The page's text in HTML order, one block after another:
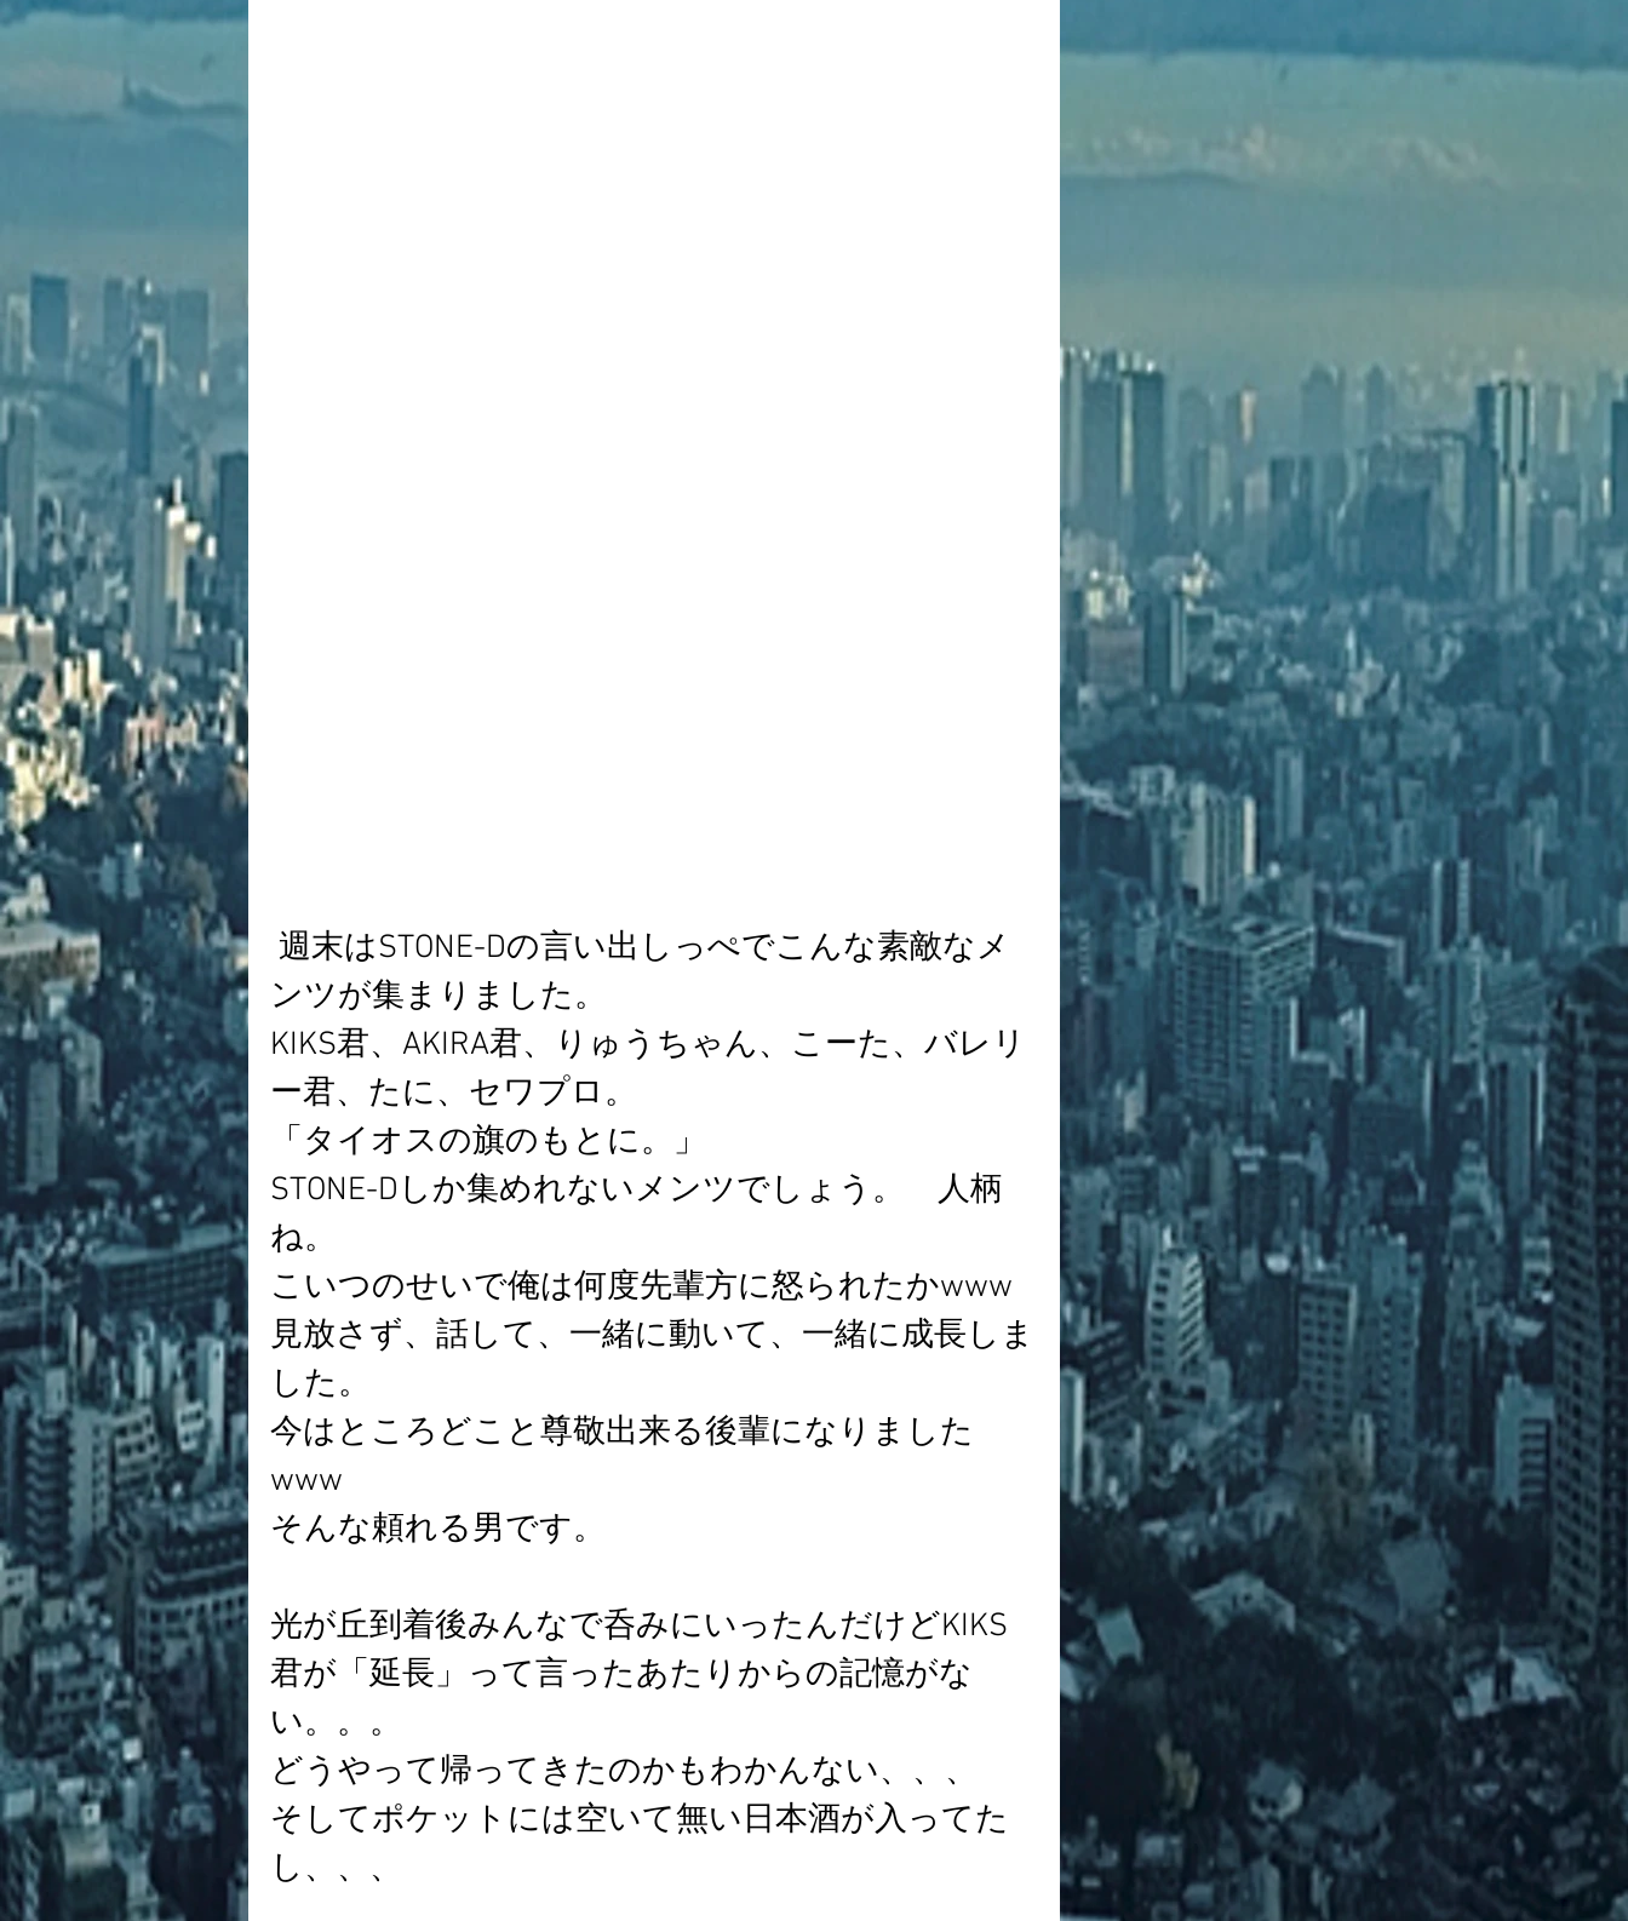
ンツが集まりました。
KIKS君、AKIRA君、りゅうちゃん、こーた、バレリ
ー君、たに、セワプロ。
「タイオスの旗のもとに。」
STONE-Dしか集めれないメンツでしょう。　人柄
ね。
こいつのせいで俺は何度先輩方に怒られたかwww
見放さず、話して、一緒に動いて、一緒に成長しま
した。
今はところどこと尊敬出来る後輩になりました
www
そんな頼れる男です。
光が丘到着後みんなで呑みにいったんだけどKIKS
君が「延長」って言ったあたりからの記憶がな
い。。。
どうやって帰ってきたのかもわかんない、、、
そしてポケットには空いて無い日本酒が入ってた
し、、、